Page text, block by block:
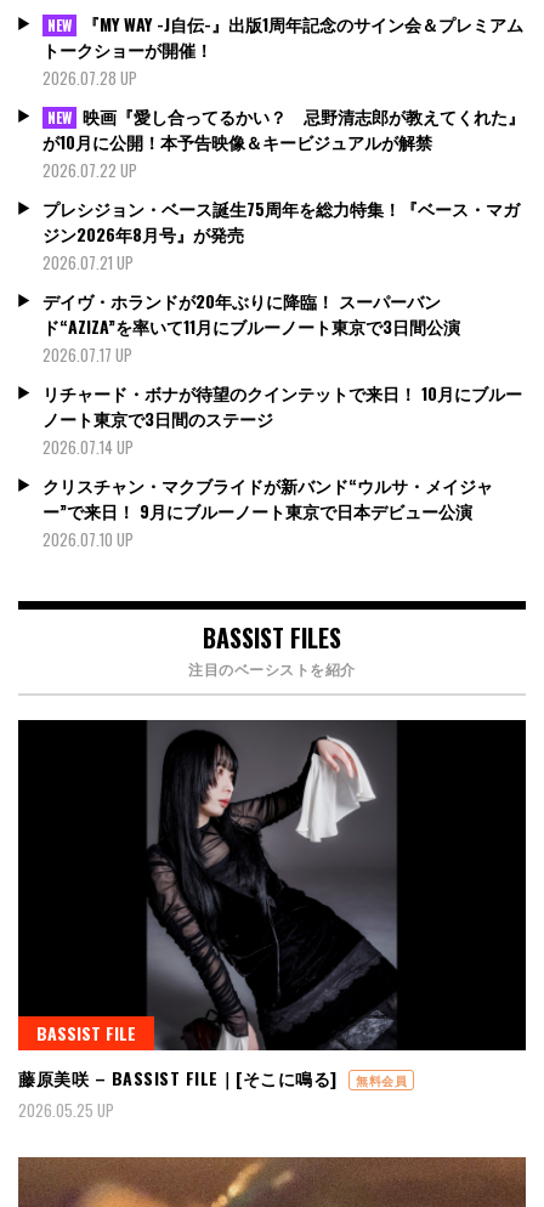
NEW
『MY WAY -J自伝-』出版1周年記念のサイン会＆プレミアム
トークショーが開催！
2026.07.28 UP
NEW 映画『愛し合ってるかい？ 忌野清志郎が教えてくれた』
が10月に公開！本予告映像＆キービジュアルが解禁
2026.07.22 UP
プレシジョン・ベース誕生75周年を総力特集！『ベース・マガ
ジン2026年8月号』が発売
2026.07.21 UP
デイヴ・ホランドが20年ぶりに降臨！ スーパーバン
ド“AZIZA”を率いて11月にブルーノート東京で3日間公演
2026.07.17 UP
リチャード・ボナが待望のクインテットで来日！ 10月にブルー
ノート東京で3日間のステージ
2026.07.14 UP
クリスチャン・マクブライドが新バンド“ウルサ・メイジャ
ー”で来日！ 9月にブルーノート東京で日本デビュー公演
2026.07.10 UP
BASSIST FILES
注目のベーシストを紹介
BASSIST FILE
藤原美咲 – BASSIST FILE｜[そこに鳴る]
無料会員
2026.05.25 UP